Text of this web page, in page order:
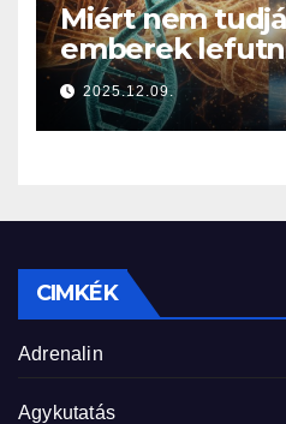
Miért nem
emberek
jamaicaiakat?
genetikája
2025.12.09.
CIMKÉK
Adrenalin
Agykutatás